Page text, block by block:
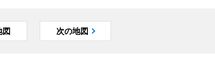
図 次の地図